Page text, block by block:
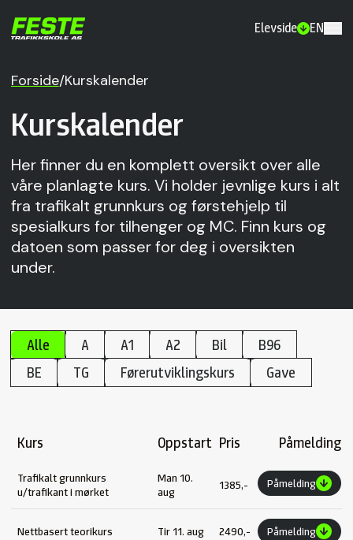
Elevside EN
Forside/Kurskalender
Kurskalender
Her finner du en komplett oversikt over alle
våre planlagte kurs. Vi holder jevnlige kurs i alt
fra trafikalt grunnkurs og førstehjelp til
spesialkurs for tilhenger og MC. Finn kurs og
datoen som passer for deg i oversikten
under.
Alle A A1 A2 Bil
B96
BE
TG Førerutviklingskurs Gave
Kurs Oppstart Pris Påmelding
Trafikalt grunnkurs
u/trafikant i mørket
Man 10.
aug
1385,- Påmelding
Nettbasert teorikurs Tir 11. aug 2490,- Påmelding